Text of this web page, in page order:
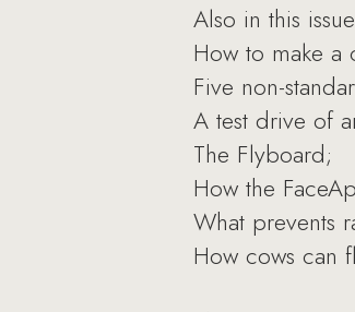
Also in this
How to make a
Five non-
A test drive of
The Flyboard;
How the
What prevents
How cows can